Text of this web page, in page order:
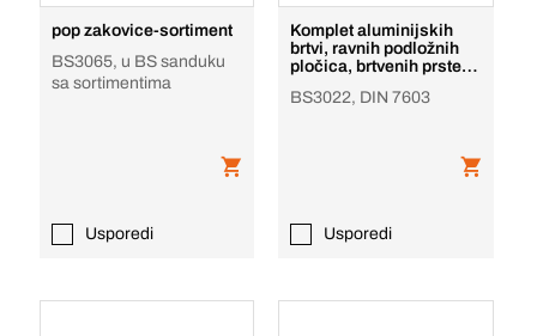
pop zakovice-sortiment
BS3065, u BS sanduku
sa sortimentima
Usporedi
Komplet aluminijskih
brtvi, ravnih podložnih
pločica, brtvenih prstena
BS3022, DIN 7603
Usporedi